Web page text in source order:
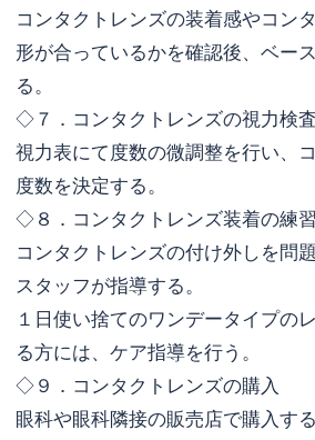
コンタクトレンズの装着感やコン
形が合っているかを確認後、ベー
る。
◇７．コンタクトレンズの視力検査
視力表にて度数の微調整を行い、
度数を決定する。
◇８．コンタクトレンズ装着の練
コンタクトレンズの付け外しを問
スタッフが指導する。
１日使い捨てのワンデータイプの
る方には、ケア指導を行う。
◇９．コンタクトレンズの購入
眼科や眼科隣接の販売店で購入す